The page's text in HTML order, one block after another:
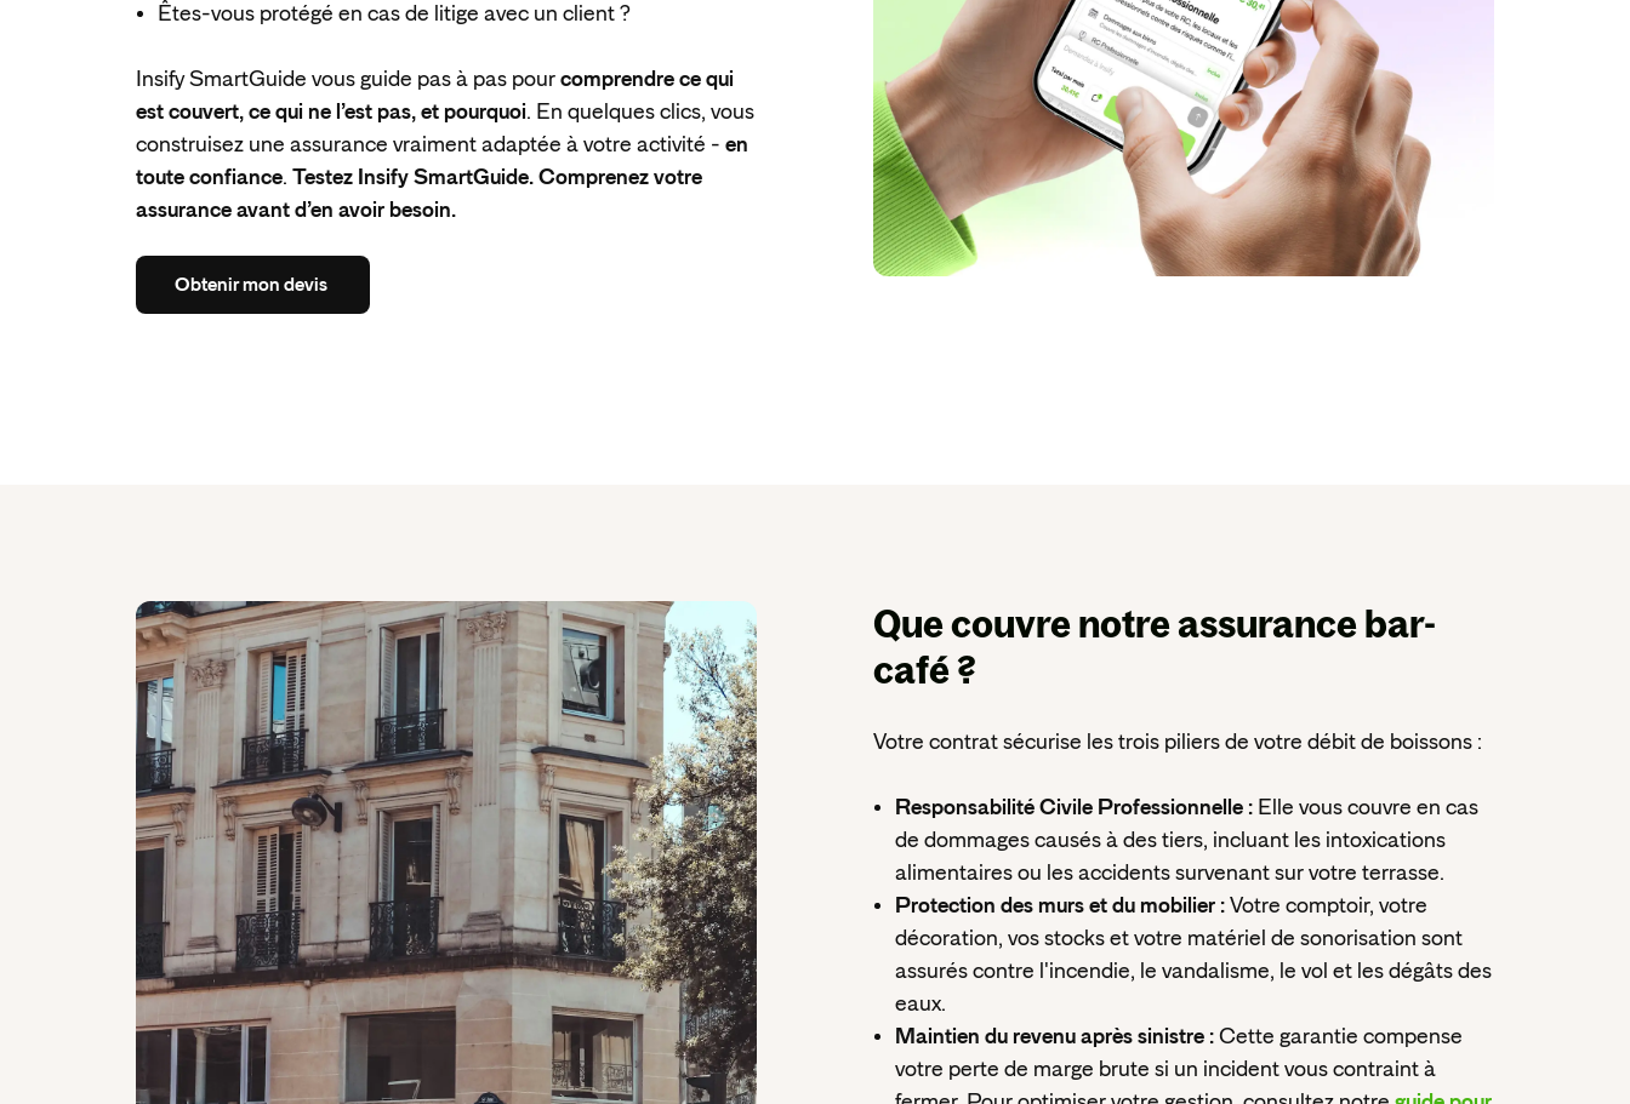
Êtes-vous protégé en cas de litige avec un client ?
Insify SmartGuide vous guide pas à pas pour comprendre ce qui
est couvert, ce qui ne l’est pas, et pourquoi. En quelques clics, vous
construisez une assurance vraiment adaptée à votre activité - en
toute confiance. Testez Insify SmartGuide. Comprenez votre
assurance avant d’en avoir besoin.
Obtenirmon devis
Que couvre notre assurancebar-
café ?
Votre contrat sécurise les trois piliers de votre débit de boissons :
Responsabilité Civile Professionnelle : Elle vous couvre en cas
de dommages causés à des tiers, incluant les intoxications
alimentaires ou les accidents survenant sur votre terrasse.
Protection des murs et du mobilier : Votre comptoir, votre
décoration, vos stocks et votre matériel de sonorisation sont
assurés contre l'incendie, le vandalisme, le vol et les dégâts des
eaux.
Maintien du revenu après sinistre : Cette garantie compense
votre perte de marge brute si un incident vous contraint à